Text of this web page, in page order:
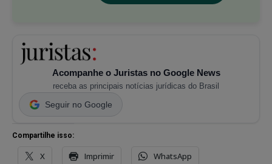
Acompanhe o Juristas no Google News
receba as principais notícias jurídicas do Brasil
Seguir no Google
Compartilhe isso:
X Imprimir WhatsApp